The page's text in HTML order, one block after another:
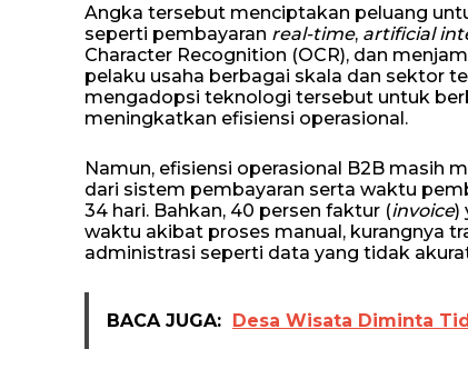
Angka tersebut menciptakan peluang
seperti pembayaran real-time, artificial
Character Recognition (OCR), dan
pelaku usaha berbagai skala dan sektor
mengadopsi teknologi tersebut untuk
meningkatkan efisiensi operasional.
Namun, efisiensi operasional B2B masih
dari sistem pembayaran serta waktu
34 hari. Bahkan, 40 persen faktur (invoice)
waktu akibat proses manual, kurangnya
administrasi seperti data yang tidak
BACA JUGA: Desa Wisata Diminta